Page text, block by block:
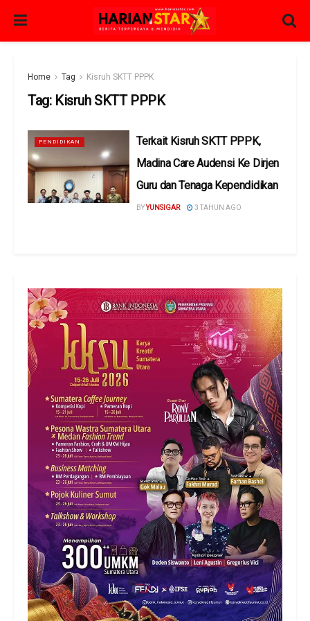
Home Tag Kisruh SKTT PPPK
Tag: Kisruh SKTT PPPK
PENDIDIKAN
Terkait Kisruh SKTT PPPK,
Madina Care Audensi Ke Dirjen
Guru dan Tenaga Kependidikan
BYYUNSIGAR 3 TAHUN AGO